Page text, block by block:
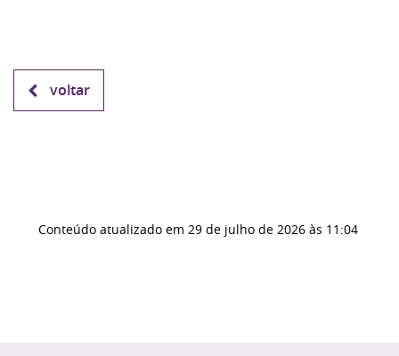
voltar
Conteúdo atualizado em 29 de julho de 2026 às 11:04